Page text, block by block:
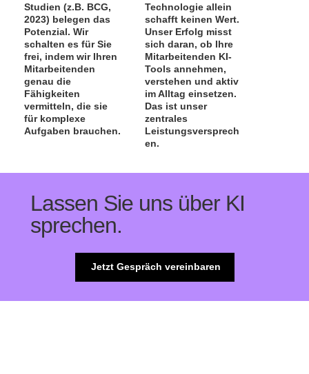
Studien (z.B. BCG,
2023) belegen das
Potenzial. Wir
schalten es für Sie
frei, indem wir Ihren
Mitarbeitenden
genau die
Fähigkeiten
vermitteln, die sie
für komplexe
Aufgaben brauchen.
Technologie allein
schafft keinen Wert.
Unser Erfolg misst
sich daran, ob Ihre
Mitarbeitenden KI-
Tools annehmen,
verstehen und aktiv
im Alltag einsetzen.
Das ist unser
zentrales
Leistungsversprech
en.
Lassen Sie uns über KI
sprechen.
Jetzt Gespräch vereinbaren